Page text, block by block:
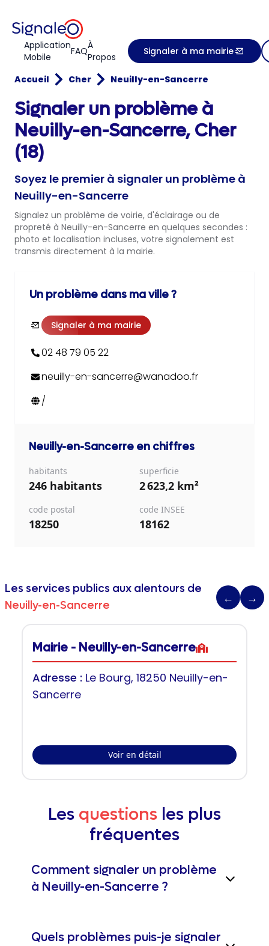
Application
Mobile
FAQÀ
Propos
Signaler à ma mairie
Accueil Cher Neuilly-en-Sancerre
Signaler un problème à
Neuilly-en-Sancerre, Cher
(18)
Soyez le premier à signaler un problème à
Neuilly-en-Sancerre
Signalez un problème de voirie, d'éclairage ou de
propreté à Neuilly-en-Sancerre en quelques secondes :
photo et localisation incluses, votre signalement est
transmis directement à la mairie.
Un problème dans ma ville ?
Signaler à ma mairie
02 48 79 05 22
neuilly-en-sancerre@wanadoo.fr
/
Neuilly-en-Sancerre en chiffres
habitants
246 habitants
superficie
2 623,2 km²
code postal
18250
code INSEE
18162
Les services publics aux alentours de
Neuilly-en-Sancerre
← →
Mairie - Neuilly-en-Sancerre
Adresse : Le Bourg, 18250 Neuilly-en-
Sancerre
Voir en détail
Les questions les plus
fréquentes
Comment signaler un problème
à Neuilly-en-Sancerre ?
Quels problèmes puis-je signaler